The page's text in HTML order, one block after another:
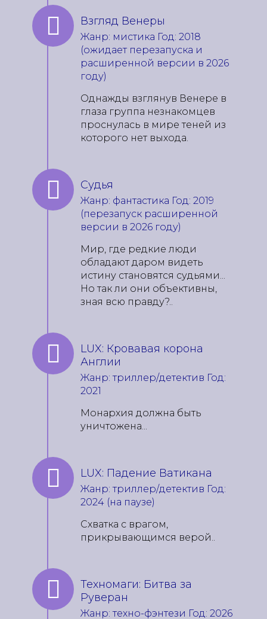
Взгляд Венеры
Жанр: мистика Год: 2018
(ожидает перезапуска и
расширенной версии в 2026
году)
Однажды взглянув Венере в
глаза группа незнакомцев
проснулась в мире теней из
которого нет выхода.
Судья
Жанр: фантастика Год: 2019
(перезапуск расширенной
версии в 2026 году)
Мир, где редкие люди
обладают даром видеть
истину становятся судьями...
Но так ли они объективны,
зная всю правду?..
LUX: Кровавая корона
Англии
Жанр: триллер/детектив Год:
2021
Монархия должна быть
уничтожена...
LUX: Падение Ватикана
Жанр: триллер/детектив Год:
2024 (на паузе)
Схватка с врагом,
прикрывающимся верой..
Техномаги: Битва за
Руверан
Жанр: техно-фэнтези Год: 2026